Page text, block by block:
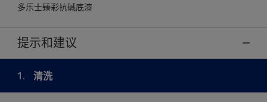
多乐士臻彩抗碱底漆
提示和建议
1. 清洗